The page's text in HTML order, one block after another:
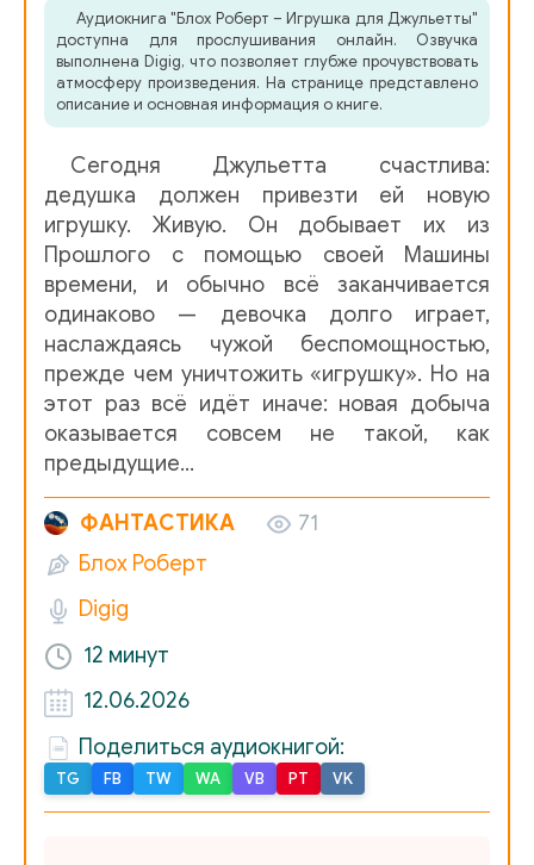
Аудиокнига "Блох Роберт – Игрушка для Джульетты"
доступна для прослушивания онлайн. Озвучка
выполнена Digig, что позволяет глубже прочувствовать
атмосферу произведения. На странице представлено
описание и основная информация о книге.
Сегодня Джульетта счастлива:
дедушка должен привезти ей новую
игрушку. Живую. Он добывает их из
Прошлого с помощью своей Машины
времени, и обычно всё заканчивается
одинаково — девочка долго играет,
наслаждаясь чужой беспомощностью,
прежде чем уничтожить «игрушку». Но на
этот раз всё идёт иначе: новая добыча
оказывается совсем не такой, как
предыдущие…
ФАНТАСТИКА
71
Блох Роберт
Digig
12 минут
12.06.2026
Поделиться аудиокнигой:
TG FB TW WA VB PT VK